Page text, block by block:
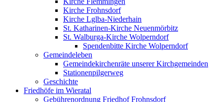
Kirche Frohnsdorf
Kirche Lglba-Niederhain
St. Katharinen-Kirche Neuenmörbitz
St. Walburga-Kirche Wolperndorf
Spendenbitte Kirche Wolperndorf
Gemeindeleben
Gemeindekirchenräte unserer Kirchgemeinden
Stationenpilgerweg
Geschichte
Friedhöfe im Wieratal
Gebührenordnung Friedhof Frohnsdorf